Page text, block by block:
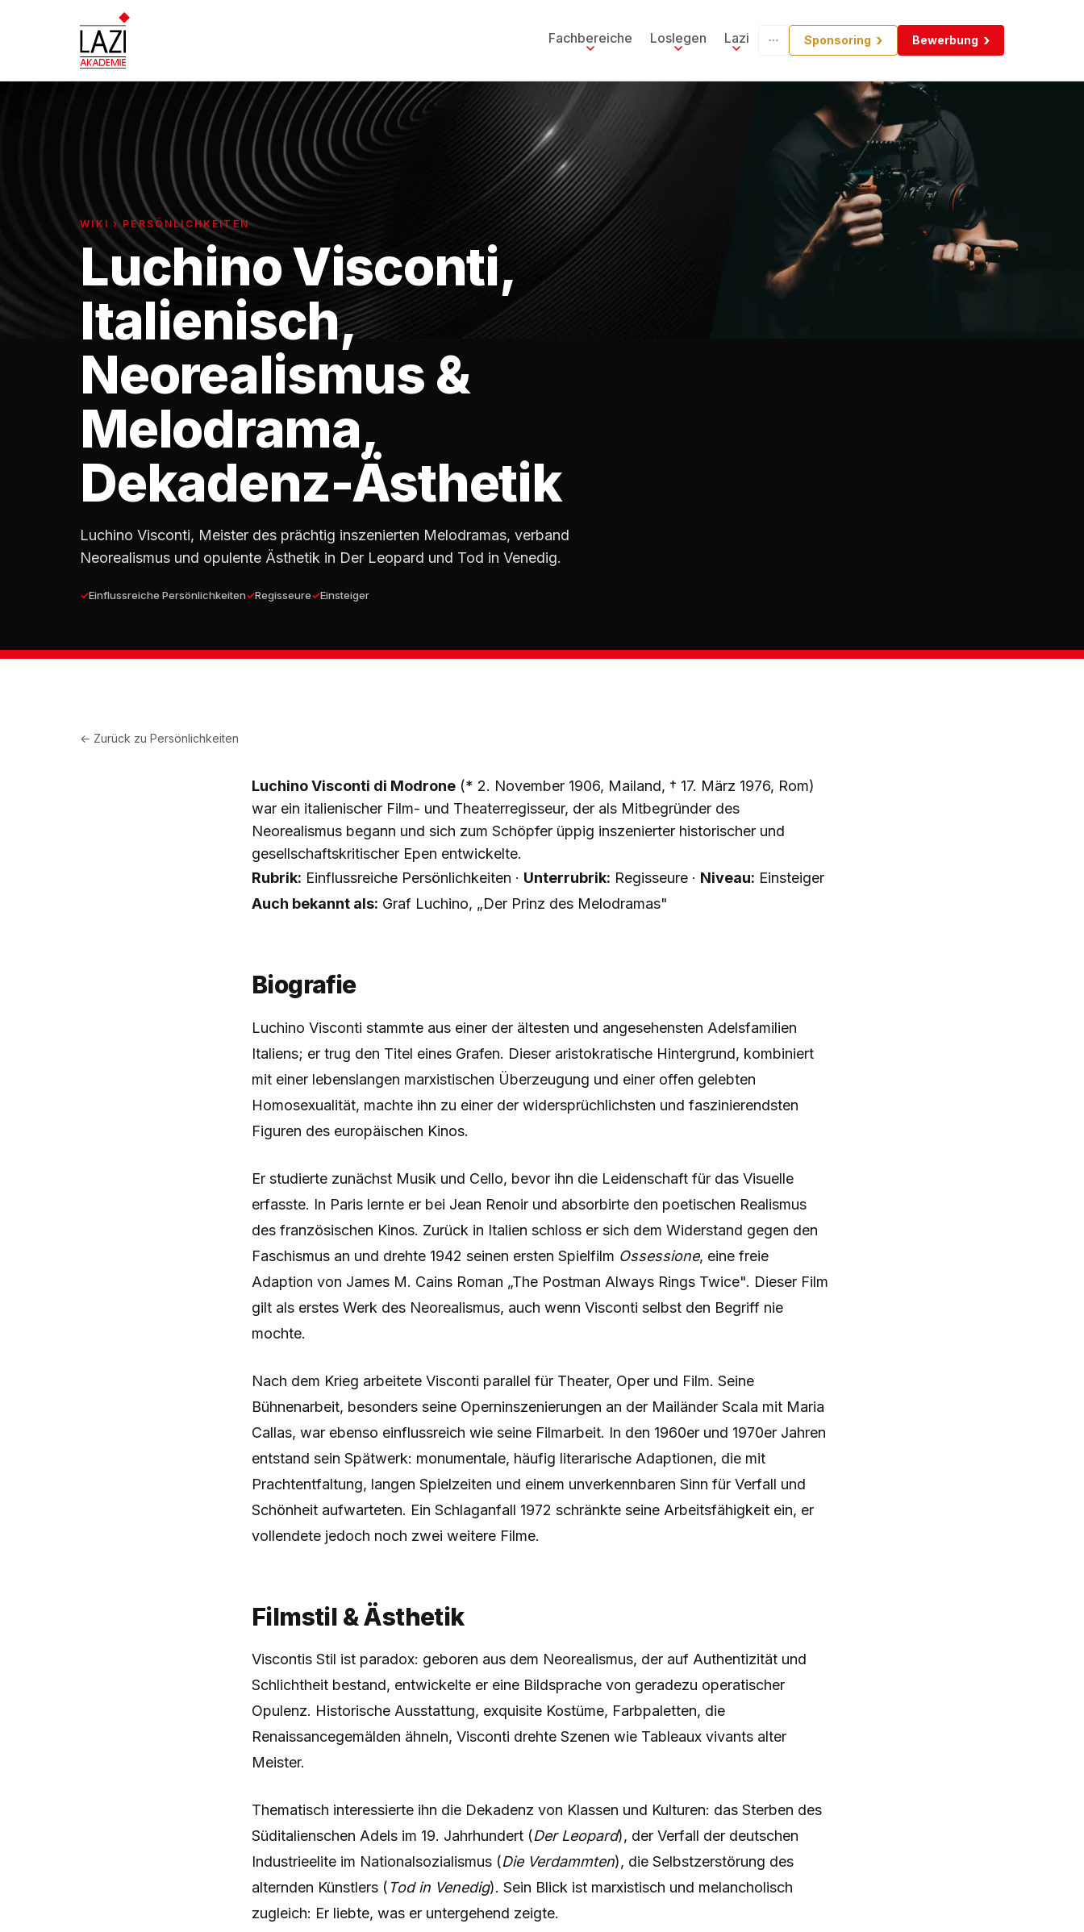
Fachbereiche Loslegen Lazi Sponsoring Bewerbung
WIKI › PERSÖNLICHKEITEN
Luchino Visconti,
Italienisch,
Neorealismus &
Melodrama,
Dekadenz-Ästhetik
Luchino Visconti, Meister des prächtig inszenierten Melodramas, verband
Neorealismus und opulente Ästhetik in Der Leopard und Tod in Venedig.
Einflussreiche Persönlichkeiten Regisseure Einsteiger
← Zurück zuPersönlichkeiten
Luchino Visconti di Modrone (* 2. November 1906, Mailand, † 17. März 1976, Rom)
war ein italienischer Film- und Theaterregisseur, der als Mitbegründer des
Neorealismus begann und sich zum Schöpfer üppig inszenierter historischer und
gesellschaftskritischer Epen entwickelte.
Rubrik: Einflussreiche Persönlichkeiten · Unterrubrik: Regisseure · Niveau: Einsteiger
Auch bekannt als: Graf Luchino, „Der Prinz des Melodramas"
Biografie
Luchino Visconti stammte aus einer der ältesten und angesehensten Adelsfamilien
Italiens; er trug den Titel eines Grafen. Dieser aristokratische Hintergrund, kombiniert
mit einer lebenslangen marxistischen Überzeugung und einer offen gelebten
Homosexualität, machte ihn zu einer der widersprüchlichsten und faszinierendsten
Figuren des europäischen Kinos.
Er studierte zunächst Musik und Cello, bevor ihn die Leidenschaft für das Visuelle
erfasste. In Paris lernte er bei Jean Renoir und absorbirte den poetischen Realismus
des französischen Kinos. Zurück in Italien schloss er sich dem Widerstand gegen den
Faschismus an und drehte 1942 seinen ersten Spielfilm Ossessione, eine freie
Adaption von James M. Cains Roman „The Postman Always Rings Twice". Dieser Film
gilt als erstes Werk des Neorealismus, auch wenn Visconti selbst den Begriff nie
mochte.
Nach dem Krieg arbeitete Visconti parallel für Theater, Oper und Film. Seine
Bühnenarbeit, besonders seine Operninszenierungen an der Mailänder Scala mit Maria
Callas, war ebenso einflussreich wie seine Filmarbeit. In den 1960er und 1970er Jahren
entstand sein Spätwerk: monumentale, häufig literarische Adaptionen, die mit
Prachtentfaltung, langen Spielzeiten und einem unverkennbaren Sinn für Verfall und
Schönheit aufwarteten. Ein Schlaganfall 1972 schränkte seine Arbeitsfähigkeit ein, er
vollendete jedoch noch zwei weitere Filme.
Filmstil & Ästhetik
Viscontis Stil ist paradox: geboren aus dem Neorealismus, der auf Authentizität und
Schlichtheit bestand, entwickelte er eine Bildsprache von geradezu operatischer
Opulenz. Historische Ausstattung, exquisite Kostüme, Farbpaletten, die
Renaissancegemälden ähneln, Visconti drehte Szenen wie Tableaux vivants alter
Meister.
Thematisch interessierte ihn die Dekadenz von Klassen und Kulturen: das Sterben des
Süditalienschen Adels im 19. Jahrhundert (Der Leopard), der Verfall der deutschen
Industrieelite im Nationalsozialismus (Die Verdammten), die Selbstzerstörung des
alternden Künstlers ( Tod in Venedig). Sein Blick ist marxistisch und melancholisch
zugleich: Er liebte, was er untergehend zeigte.